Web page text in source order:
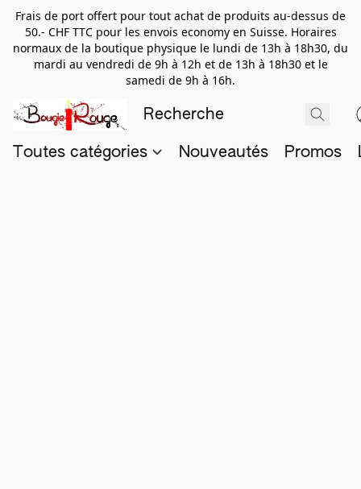
Frais de port offert pour tout achat de produits au-dessus de
50.- CHF TTC pour les envois economy en Suisse. Horaires
normaux de la boutique physique le lundi de 13h à 18h30, du
mardi au vendredi de 9h à 12h et de 13h à 18h30 et le
samedi de 9h à 16h.
Toutes catégories Nouveautés Promos